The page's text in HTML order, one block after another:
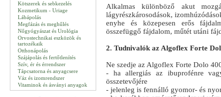
Kötszerek és sebkezelés
Kozmetikum - Uriage
Lábápolás
Megfázás és meghűlés
Nőgyógyászat és Urológia
Orvostechnikai eszközök és
tartozékaik
Otthonápolás
Szájápolás és fertőtlenítés
Szív, ér és érrendszer
Tápcsatorna és anyagcsere
Váz és izomrendszer
Vitaminok és ásványi anyagok
Alkalmas különböző akut
lágyrészkárosodások,
enyhe és közepesen erős
összefüggő fájdalom, műtét utáni
2. Tudnivalók az Algoflex Forte
Ne szedje az Algoflex Forte Dolo
- ha allergiás az ibuprofénre
összetevőjére
- jelenleg is fennálló gyomor- és